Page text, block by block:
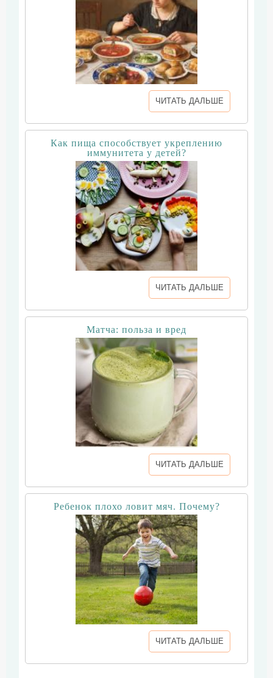
ЧИТАТЬ ДАЛЬШЕ
Как пища способствует укреплению
иммунитета у детей?
ЧИТАТЬ ДАЛЬШЕ
Матча: польза и вред
ЧИТАТЬ ДАЛЬШЕ
Ребенок плохо ловит мяч. Почему?
ЧИТАТЬ ДАЛЬШЕ